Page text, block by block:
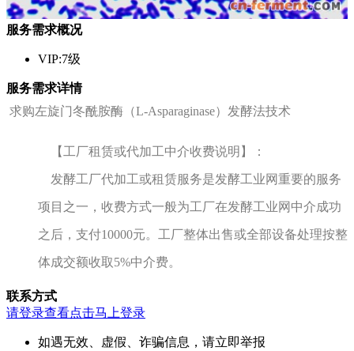
服务需求概况
VIP:7级
服务需求详情
求购左旋门冬酰胺酶（L-Asparaginase）发酵法技术
【工厂租赁或代加工中介收费说明】：
发酵工厂代加工或租赁服务是发酵工业网重要的服务
项目之一，收费方式一般为工厂在发酵工业网中介成功
之后，支付10000元。工厂整体出售或全部设备处理按整
体成交额收取5%中介费。
联系方式
请登录查看点击马上登录
如遇无效、虚假、诈骗信息，请立即举报